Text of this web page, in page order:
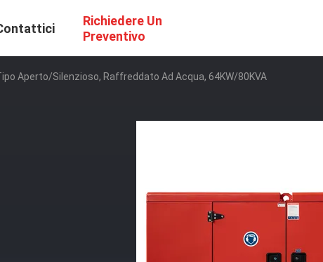
Richiedere Un
Preventivo
Aperto/silenzioso, Raffreddato Ad Acqua, 64KW/80KVA